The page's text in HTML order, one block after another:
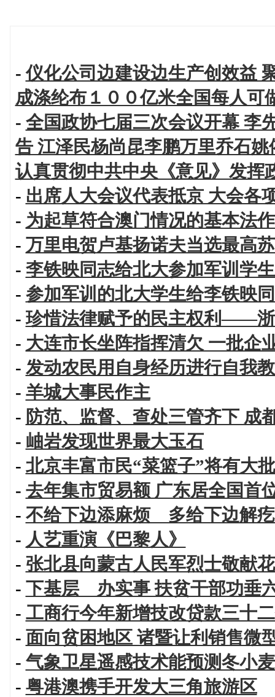
-仪化公司边建设边生产创效益
成涤纶布１００亿米全国每人可
- 全国政协七届三次会议开幕 李
告 江泽民杨尚昆李鹏万里乔石
认真贯彻中共中央《意见》发挥
- 出席人大会议代表抵京 大会各
- 为起草符合澳门情况的基本法
- 万里电贺卢基扬诺夫当选最高
- 李铁映同志给北大参加军训学
- 参加军训的北大学生给李铁映
-珍惜法律赋予的民主权利——
- 大连市长坐阵指挥清欠 一批企
- 发动农民用自身经历进行自我
- 羊城大事民作主
- 防范、监督、查处三管齐下 成
- 岫岩发现世界最大玉石
- 北京丰富市民“菜篮子”将有大
- 去年集市贸易额 广东居全国首
- 不给下边添麻烦 多给下边解
- 人艺重演《巴黎人》
- 张北县向蒙古人民军烈士敬献
- 下基层 办实事 扶贫干部功垂
- 工商行今年新增技改贷款三十
- 面向贫困地区 诸暨让利销售微
- 气象卫星遥感技术能预测冬小
- 粤港澳携手开发大三角旅游区